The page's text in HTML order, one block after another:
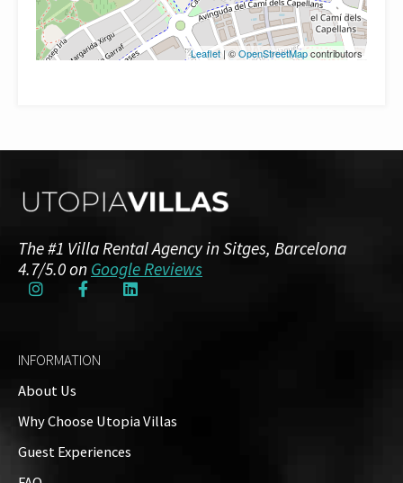
Leaflet| ©OpenStreetMapcontributors
The #1 Villa Rental Agency in Sitges, Barcelona
4.7/5.0 on Google Reviews
INFORMATION
About Us
Why Choose Utopia Villas
Guest Experiences